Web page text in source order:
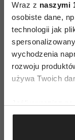
Wraz z naszymi
osobiste dane,
technologii jak
wychodzenia
rozwoju
używa Twoich
Czy
nauczyć?
ćwiczenie
obecności.